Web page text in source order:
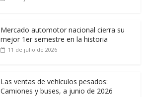
Mercado automotor nacional cierra su
mejor 1er semestre en la historia
11 de julio de 2026
Las ventas de vehículos pesados:
Camiones y buses, a junio de 2026